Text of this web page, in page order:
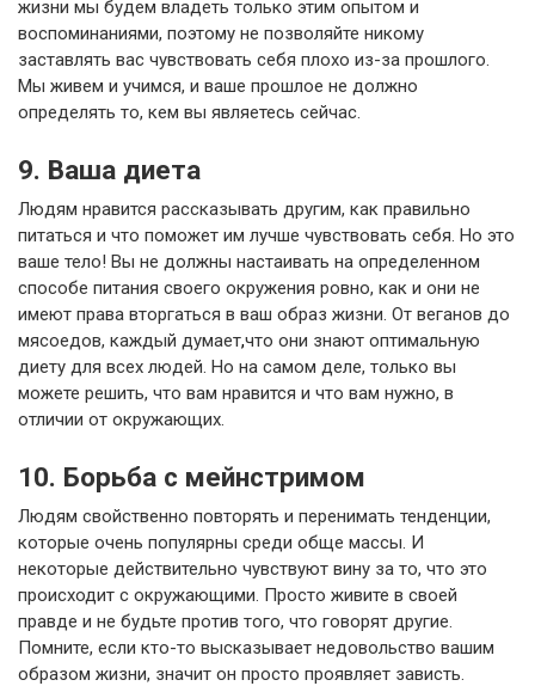
жизни мы будем владеть только этим опытом и
воспоминаниями, поэтому не позволяйте никому
заставлять вас чувствовать себя плохо из-за прошлого.
Мы живем и учимся, и ваше прошлое не должно
определять то, кем вы являетесь сейчас.
9. Ваша диета
Людям нравится рассказывать другим, как правильно
питаться и что поможет им лучше чувствовать себя. Но это
ваше тело! Вы не должны настаивать на определенном
способе питания своего окружения ровно, как и они не
имеют права вторгаться в ваш образ жизни. От веганов до
мясоедов, каждый думает,что они знают оптимальную
диету для всех людей. Но на самом деле, только вы
можете решить, что вам нравится и что вам нужно, в
отличии от окружающих.
10. Борьба с мейнстримом
Людям свойственно повторять и перенимать тенденции,
которые очень популярны среди обще массы. И
некоторые действительно чувствуют вину за то, что это
происходит с окружающими. Просто живите в своей
правде и не будьте против того, что говорят другие.
Помните, если кто-то высказывает недовольство вашим
образом жизни, значит он просто проявляет зависть.